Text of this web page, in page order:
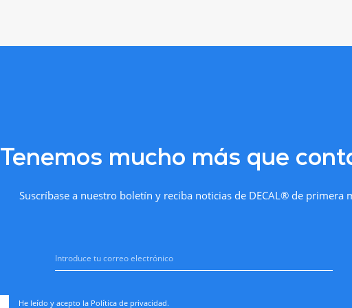
Tenemos mucho más que
Suscríbase a nuestro boletín y reciba noticias de DECAL® de primera
He leído y acepto la Política de privacidad.